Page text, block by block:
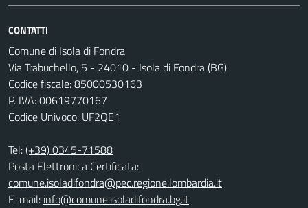
CONTATTI
Comune di Isola di Fondra
Via Trabuchello, 5 - 24010 - Isola di Fondra (BG)
Codice fiscale: 85000530163
P. IVA: 00619770167
Codice Univoco: UF2QE1
Tel:(+39) 0345-71588
Posta Elettronica Certificata:
comune.isoladifondra@pec.regione.lombardia.it
E-mail: info@comune.isoladifondra.bg.it